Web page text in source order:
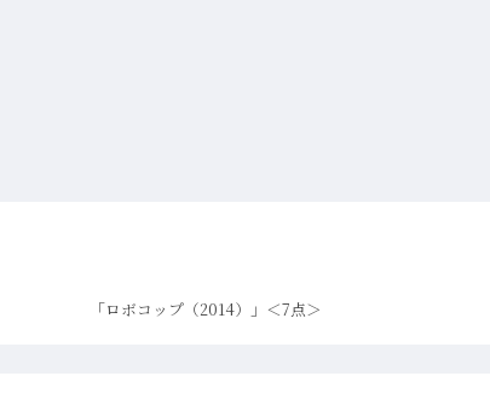
「ロボコップ（2014）」＜7点＞